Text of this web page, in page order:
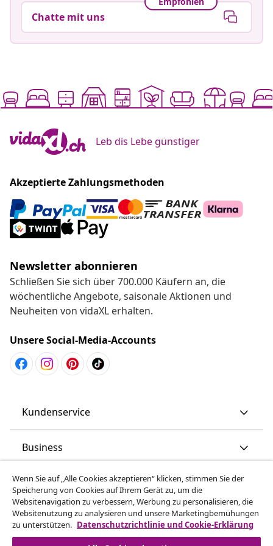
Chatte mit uns
Leb dis Lebe günstiger
Akzeptierte Zahlungsmethoden
Newsletter abonnieren
Schließen Sie sich über 700.000 Käufern an, die
wöchentliche Angebote, saisonale Aktionen und
Neuheiten von vidaXL erhalten.
Unsere Social-Media-Accounts
Kundenservice
Business
vidaXL
Mehr entdecken
Wenn Sie auf „Alle Cookies akzeptieren“ klicken, stimmen Sie der
Speicherung von Cookies auf Ihrem Gerät zu, um die
Websitenavigation zu verbessern, Werbung zu personalisieren, die
Websitenutzung zu analysieren und unsere Marketingbemühungen
zu unterstützen. Datenschutzrichtlinie und Cookie-Erklärung